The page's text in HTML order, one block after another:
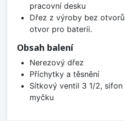
pracovní desku
Dřez z výroby bez
otvor pro baterii.
Obsah balení
Nerezový dřez
Příchytky a těsnění
Sítkový ventil 3 1/2,
myčku